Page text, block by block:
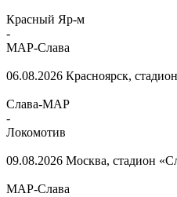
Красный Яр-м
-
МАР-Слава
06.08.2026 Красноярск,
Слава-МАР
-
Локомотив
09.08.2026 Москва, стадион
МАР-Слава